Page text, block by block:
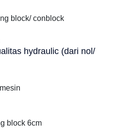
block/ conblock
hydraulic (dari nol/
block 6cm